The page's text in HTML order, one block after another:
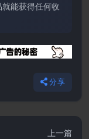
能获得任何收
分享
上一篇